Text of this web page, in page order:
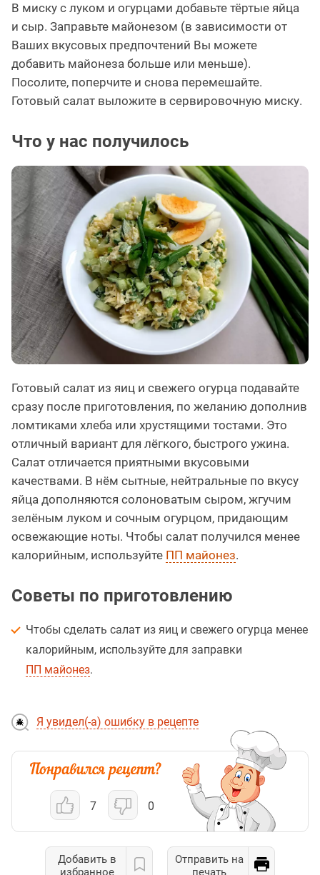
В миску с луком и огурцами добавьте тёртые яйца
и сыр. Заправьте майонезом (в зависимости от
Ваших вкусовых предпочтений Вы можете
добавить майонеза больше или меньше).
Посолите, поперчите и снова перемешайте.
Готовый салат выложите в сервировочную миску.
Что у нас получилось
Готовый салат из яиц и свежего огурца подавайте
сразу после приготовления, по желанию дополнив
ломтиками хлеба или хрустящими тостами. Это
отличный вариант для лёгкого, быстрого ужина.
Салат отличается приятными вкусовыми
качествами. В нём сытные, нейтральные по вкусу
яйца дополняются солоноватым сыром, жгучим
зелёным луком и сочным огурцом, придающим
освежающие ноты. Чтобы салат получился менее
калорийным, используйте ПП майонез.
Советы по приготовлению
Чтобы сделать салат из яиц и свежего огурца менее
калорийным, используйте для заправки
ПП майонез.
Я увидел(-а) ошибку в рецепте
7 0
Добавить в
избранное
Отправить на
печать